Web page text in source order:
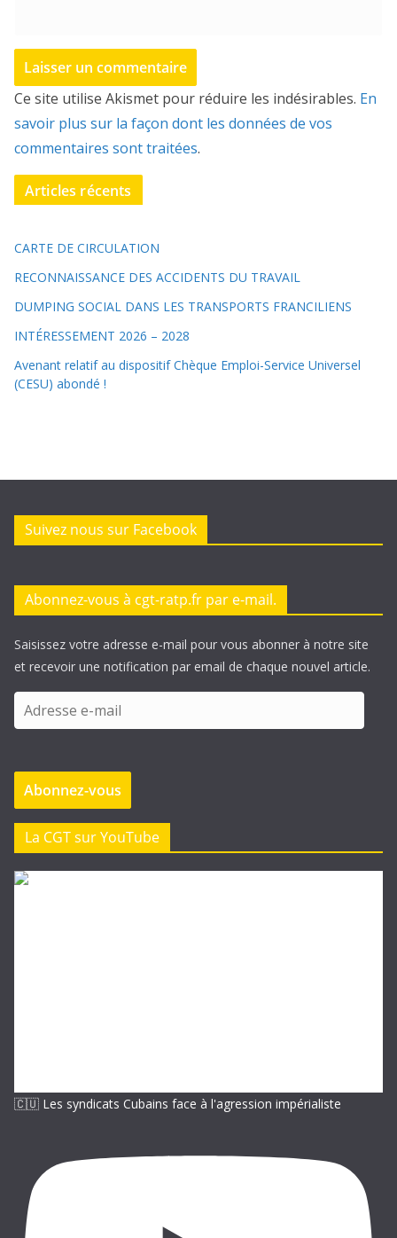
Ce site utilise Akismet pour réduire les indésirables. En
savoir plus sur la façon dont les données de vos
commentaires sont traitées.
Articles récents
CARTE DE CIRCULATION
RECONNAISSANCE DES ACCIDENTS DU TRAVAIL
DUMPING SOCIAL DANS LES TRANSPORTS FRANCILIENS
INTÉRESSEMENT 2026 – 2028
Avenant relatif au dispositif Chèque Emploi-Service Universel
(CESU) abondé !
Suivez nous sur Facebook
Abonnez-vous à cgt-ratp.fr par e-mail.
Saisissez votre adresse e-mail pour vous abonner à notre site
et recevoir une notification par email de chaque nouvel article.
d
e
s
e
-
Abonnez-vous
La CGT sur YouTube
🇨🇺 Les syndicats Cubains face à l'agression impérialiste